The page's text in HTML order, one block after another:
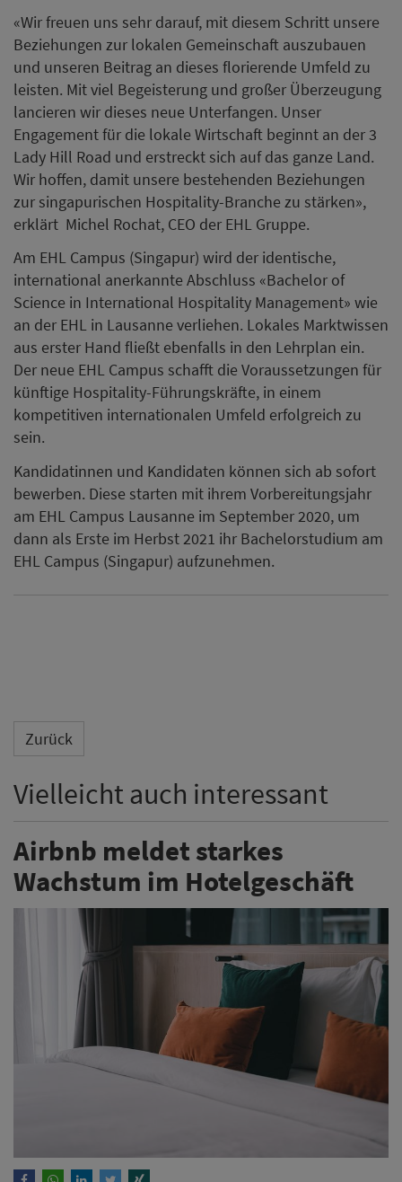
international anerkannte Abschluss «Bachelor of
Science in International Hospitality Management» wie
an der EHL in Lausanne verliehen. Lokales Marktwissen
aus erster Hand fließt ebenfalls in den Lehrplan ein.
Der neue EHL Campus schafft die Voraussetzungen für
künftige Hospitality-Führungskräfte, in einem
kompetitiven internationalen Umfeld erfolgreich zu
sein.
Kandidatinnen und Kandidaten können sich ab sofort
am EHL Campus Lausanne im September 2020, um
dann als Erste im Herbst 2021 ihr Bachelorstudium am
EHL Campus (Singapur) aufzunehmen.
Zurück
Vielleicht auch interessant
Airbnb meldet starkes
Airbnb meldet starkes Wachstum bei
Hotelübernachtungen und baut sein Angebot aus. Die
gebuchten Hotelübernachtungen seien rund dreimal
so schnell gewachsen wie das von Airbnb als „Homes
Business“ bezeichnete Geschäft. Hotels machen
bislang aber nur einen einstelligen prozentualen Anteil